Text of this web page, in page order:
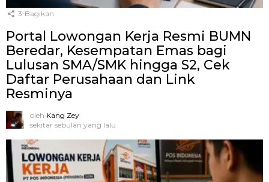
3 Bagikan
Portal Lowongan Kerja Resmi BUMN
Beredar, Kesempatan Emas bagi
Lulusan SMA/SMK hingga S2, Cek
Daftar Perusahaan dan Link
Resminya
oleh Kang Zey
sekitar sebulan yang lalu